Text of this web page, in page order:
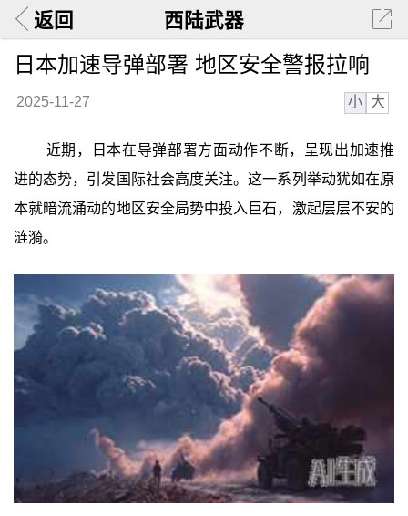
返回 西陆武器
日本加速导弹部署 地区安全警报拉响
2025-11-27 小 大
近期，日本在导弹部署方面动作不断，呈现出加速推
进的态势，引发国际社会高度关注。这一系列举动犹如在原
本就暗流涌动的地区安全局势中投入巨石，激起层层不安的
涟漪。